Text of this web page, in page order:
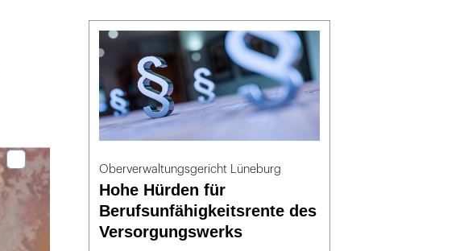
Oberverwaltungsgericht Lüneburg
Hohe Hürden für
Berufsunfähigkeitsrente des
Versorgungswerks